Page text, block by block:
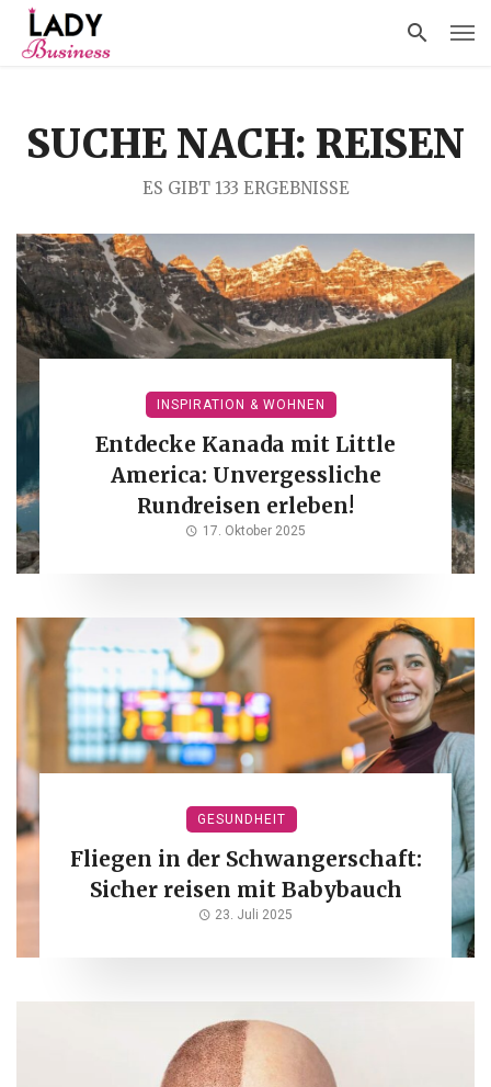
SUCHE NACH: REISEN
ES GIBT 133 ERGEBNISSE
INSPIRATION & WOHNEN
Entdecke Kanada mit Little
America: Unvergessliche
Rundreisen erleben!
17. Oktober 2025
GESUNDHEIT
Fliegen in der Schwangerschaft:
Sicher reisen mit Babybauch
23. Juli 2025